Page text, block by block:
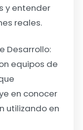
y entender
reales.
Desarrollo:
equipos de
en conocer
utilizando en